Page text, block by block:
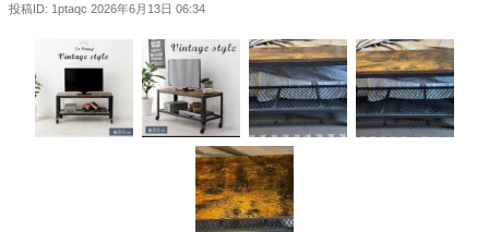
投稿ID: 1ptaqc 2026年6月13日 06:34